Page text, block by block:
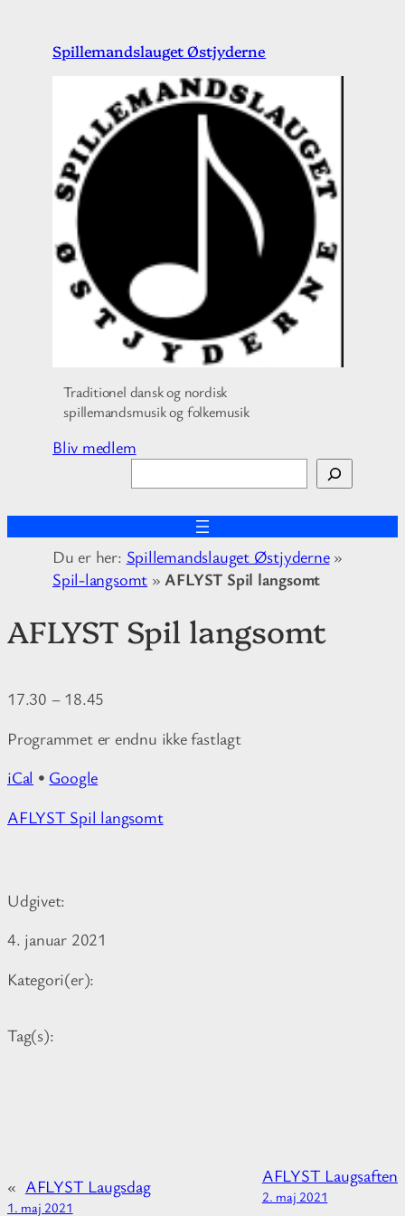
Spillemandslauget Østjyderne
Traditionel dansk og nordisk
spillemandsmusik og folkemusik
Bliv medlem
ø
g
Du er her: Spillemandslauget Østjyderne»
Spil-langsomt »AFLYST Spil langsomt
AFLYST Spil langsomt
17.30 – 18.45
Programmet er endnu ikke fastlagt
iCal • Google
M
i
n
o
a
o
AFLYST Spil langsomt
Udgivet:
4. januar 2021
Kategori(er):
Tag(s):
« AFLYST Laugsdag
1. maj 2021
AFLYST Laugsaften
2. maj 2021